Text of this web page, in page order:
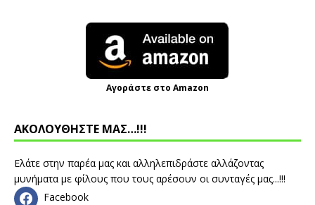
Αγοράστε στο Amazon
ΑΚΟΛΟΥΘΗΣΤΕ ΜΑΣ…!!!
Ελάτε στην παρέα μας και αλληλεπιδράστε αλλάζοντας
μυνήματα με φίλους που τους αρέσουν οι συνταγές μας...!!!
Facebook